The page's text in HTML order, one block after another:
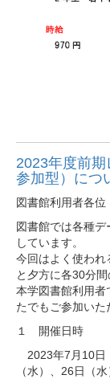
2023年度前
参加型）につ
図書館利用者各位
図書館では各種デ
しています。
今回はよく使われ
と夕方に各30分間
本学図書館利用者
たでもご参加いた
１ 開催日時
2023年7月10日
（水）、26日（